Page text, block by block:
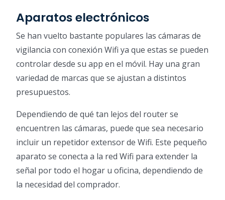
Aparatos electrónicos
Se han vuelto bastante populares las cámaras de
vigilancia con conexión Wifi ya que estas se pueden
controlar desde su app en el móvil. Hay una gran
variedad de marcas que se ajustan a distintos
presupuestos.
Dependiendo de qué tan lejos del router se
encuentren las cámaras, puede que sea necesario
incluir un repetidor extensor de Wifi. Este pequeño
aparato se conecta a la red Wifi para extender la
señal por todo el hogar u oficina, dependiendo de
la necesidad del comprador.